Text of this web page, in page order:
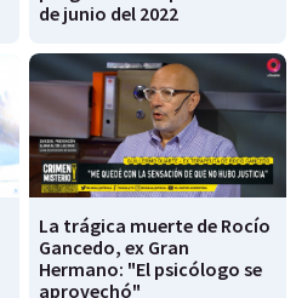
de junio del 2022
La trágica muerte de Rocío
Gancedo, ex Gran
Hermano: "El psicólogo se
aprovechó"